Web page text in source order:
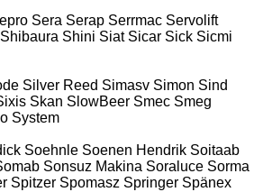
Sera Serap Serrmac Servolift
Shibaura Shini Siat Sicar Sick Sicmi
Silver Reed Simasv Simon Sind
Skan SlowBeer Smec Smeg
System
Soehnle Soenen Hendrik Soitaab
Sonsuz Makina Soraluce Sorma
Spitzer Spomasz Springer Spänex